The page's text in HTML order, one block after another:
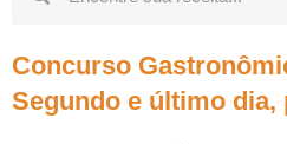
Concurso
Segundo e último dia,